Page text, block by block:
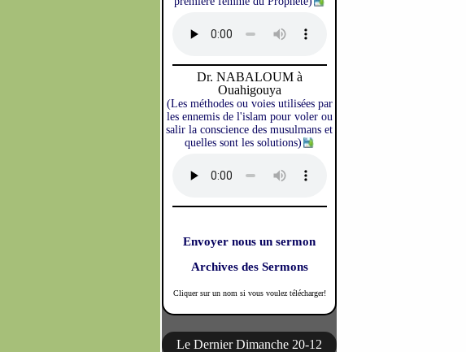
Dr. NABALOUM à
Ouahigouya
(Les méthodes ou voies utilisées par
les ennemis de l'islam pour voler ou
salir la conscience des musulmans et
quelles sont les solutions)
Envoyer nous un sermon
Archives des Sermons
Cliquer sur un nom si vous voulez télécharger!
Le Dernier Dimanche 20-12